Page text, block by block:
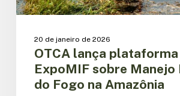
Amazônia
20 de janeiro de 2026
OTCA lança
ExpoMIF sobre
do Fogo na Amazônia